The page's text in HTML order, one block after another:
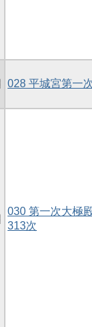
028 平城宮第一
030 第一次大極
313次